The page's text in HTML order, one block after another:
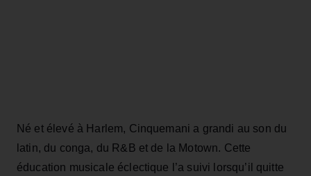
Né et élevé à Harlem, Cinquemani a grandi au son du
latin, du conga, du R&B et de la Motown. Cette
éducation musicale éclectique l’a suivi lorsqu’il quitte